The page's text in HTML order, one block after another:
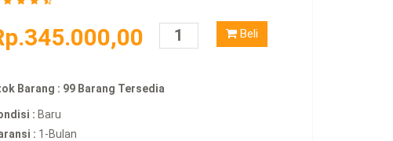
Beli
Barang : 99 Barang Tersedia
: Baru
: 1-Bulan